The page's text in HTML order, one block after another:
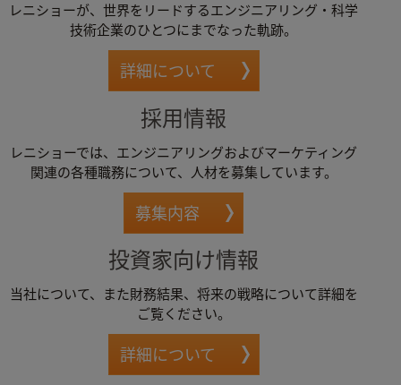
レニショーが、世界をリードするエンジニアリング・科学
技術企業のひとつにまでなった軌跡。
詳細について
採用情報
レニショーでは、エンジニアリングおよびマーケティング
関連の各種職務について、人材を募集しています。
募集内容
投資家向け情報
当社について、また財務結果、将来の戦略について詳細を
ご覧ください。
詳細について